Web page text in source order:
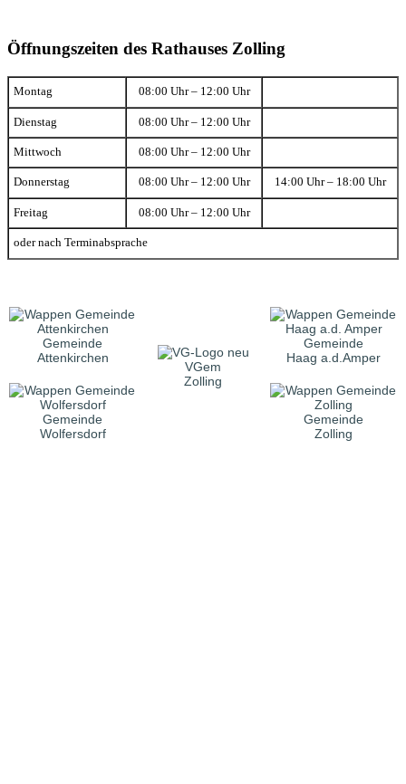
Öffnungszeiten des Rathauses Zolling
Montag 08:00 Uhr – 12:00 Uhr
Dienstag 08:00 Uhr – 12:00 Uhr
Mittwoch 08:00 Uhr – 12:00 Uhr
Donnerstag 08:00 Uhr – 12:00 Uhr 14:00 Uhr – 18:00 Uhr
Freitag 08:00 Uhr – 12:00 Uhr
oder nach Terminabsprache
Gemeinde
Attenkirchen
VGem
Zolling
Gemeinde
Haag a.d.Amper
Gemeinde
Wolfersdorf
Gemeinde
Zolling